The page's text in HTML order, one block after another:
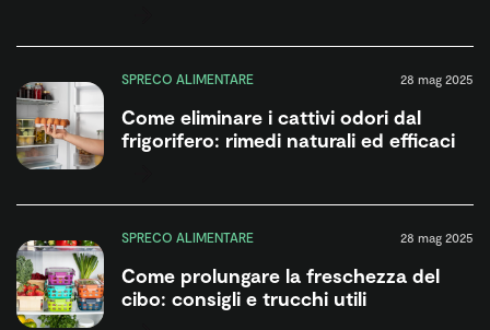
SPRECO ALIMENTARE 28 mag 2025
Come eliminare i cattivi odori dal
frigorifero: rimedi naturali ed efficaci
SPRECO ALIMENTARE 28 mag 2025
Come prolungare la freschezza del
cibo: consigli e trucchi utili